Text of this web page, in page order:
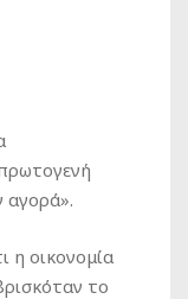
αγορά».
η οικονομία
το